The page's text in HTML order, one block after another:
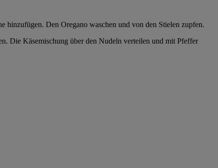
hinzufügen. Den Oregano waschen und von den Stielen zupfen.
Die Käsemischung über den Nudeln verteilen und mit Pfeffer